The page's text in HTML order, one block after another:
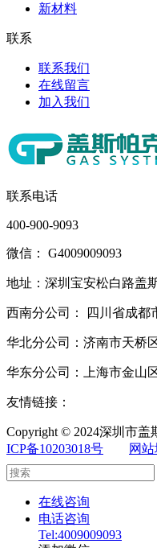
新材料
联系
联系我们
在线留言
加入我们
联系电话
400-900-9093
微信： G4009009093
地址：深圳宝安松白路盖
西南分公司： 四川省成都
华北分公司：济南市天桥
华东分公司：上海市金山
友情链接：
Copyright © 2024深圳市
ICP备10203018号
网
在线咨询
电话咨询
Tel:4009009093